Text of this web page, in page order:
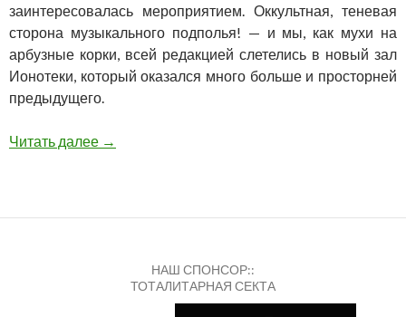
заинтересовалась мероприятием. Оккультная, теневая
сторона музыкального подполья! — и мы, как мухи на
арбузные корки, всей редакцией слетелись в новый зал
Ионотеки, который оказался много больше и просторней
предыдущего.
Читать далее РЫЧАЩИЕ КИСКИ XXXL
→
НАШ СПОНСОР::
ТОТАЛИТАРНАЯ СЕКТА